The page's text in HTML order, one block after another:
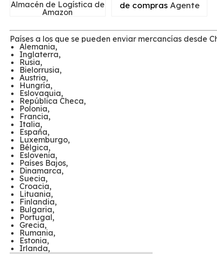
Almacén de Logística de
Amazon
de comprasAgente
Países a los que se pueden enviar mercancías desde
Alemania,
Inglaterra,
Rusia,
Bielorrusia,
Austria,
Hungría,
Eslovaquia,
República Checa,
Polonia,
Francia,
Italia,
España,
Luxemburgo,
Bélgica,
Eslovenia,
Países Bajos,
Dinamarca,
Suecia,
Croacia,
Lituania,
Finlandia,
Bulgaria,
Portugal,
Grecia,
Rumania,
Estonia,
Irlanda,